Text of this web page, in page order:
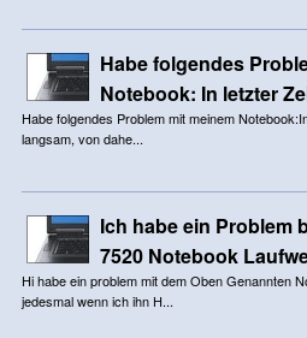
Habe folgendes
Notebook: In letzter
Habe folgendes Problem mit meinem
langsam, von dahe...
Ich habe ein Problem
7520 Notebook
Hi habe ein problem mit dem Oben Genannten
jedesmal wenn ich ihn H...